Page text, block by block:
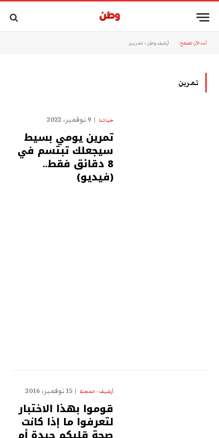
أنت الآن تتصفح: أرشيف وطن » تمرين
تمرين
حياتنا 9 نوفمبر، 2022
تمرين يومي بسيط
سيجعلك تبتسم في
8 دقائق فقط..
(فيديو)
أرشيف - المجلة 15 نوفمبر، 2016
قوموا بهذا الاختبار
لتعرفوا ما إذا كانت